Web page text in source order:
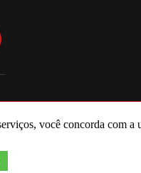
a cafeína. Ao ser
Dessa
você concorda com a